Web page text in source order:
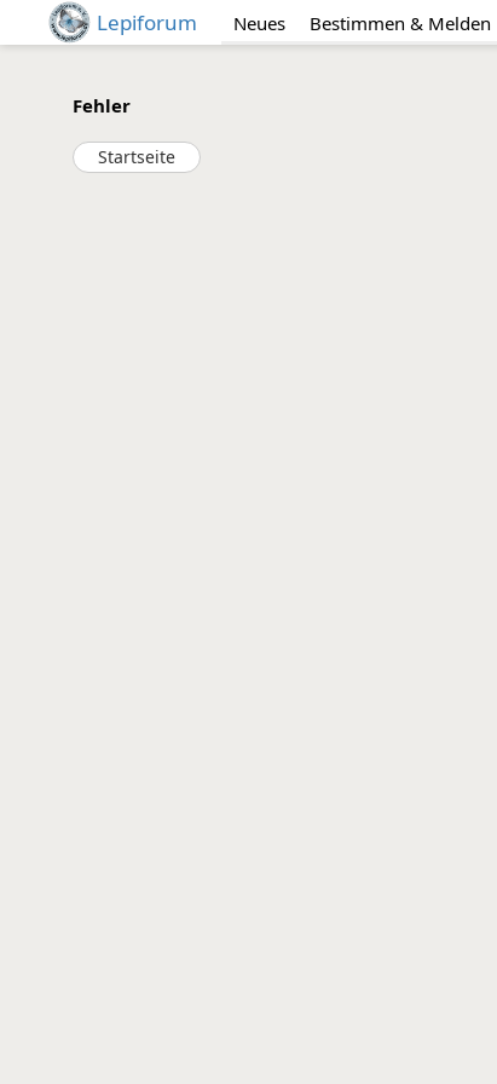
Lepiforum Neues Bestimmen & Melden
Fehler
Startseite